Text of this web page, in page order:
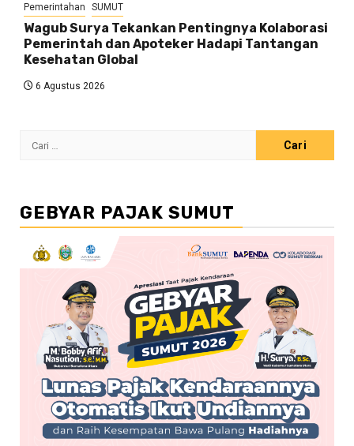
Pemerintahan SUMUT
Wagub Surya Tekankan Pentingnya Kolaborasi
Pemerintah dan Apoteker Hadapi Tantangan
Kesehatan Global
6 Agustus 2026
Cari
GEBYAR PAJAK SUMUT